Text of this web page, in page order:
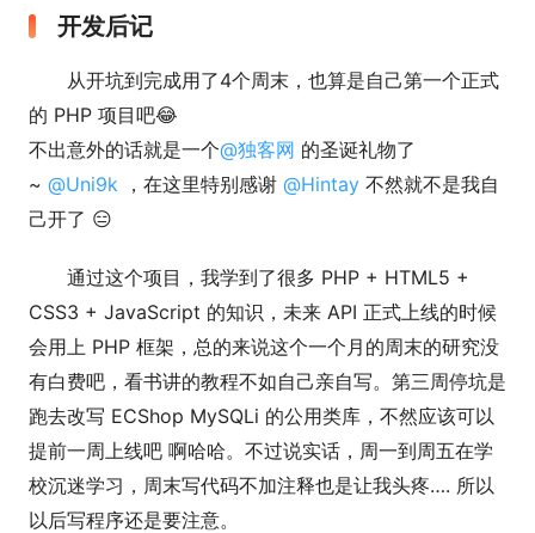
开发后记
从开坑到完成用了4个周末，也算是自己第一个正式
的 PHP 项目吧😂
不出意外的话就是一个@独客网 的圣诞礼物了
~ @Uni9k ，在这里特别感谢 @Hintay 不然就不是我自
己开了 😑
通过这个项目，我学到了很多 PHP + HTML5 +
CSS3 + JavaScript 的知识，未来 API 正式上线的时候
会用上 PHP 框架，总的来说这个一个月的周末的研究没
有白费吧，看书讲的教程不如自己亲自写。第三周停坑是
跑去改写 ECShop MySQLi 的公用类库，不然应该可以
提前一周上线吧 啊哈哈。不过说实话，周一到周五在学
校沉迷学习，周末写代码不加注释也是让我头疼…. 所以
以后写程序还是要注意。